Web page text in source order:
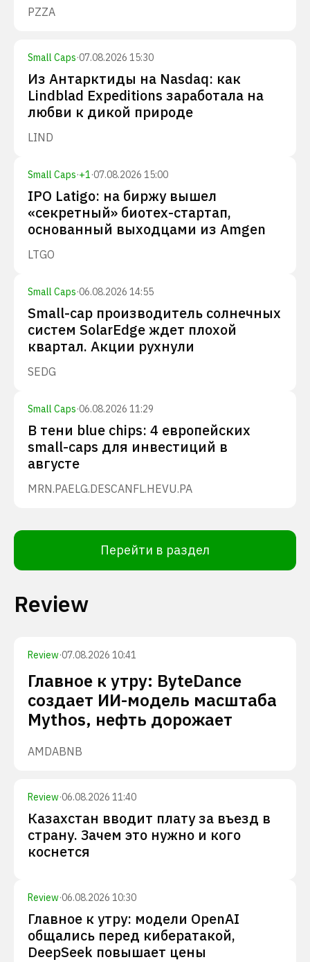
PZZA
Small Caps·07.08.2026 15:30
Из Антарктиды на Nasdaq: как
Lindblad Expeditions заработала на
любви к дикой природе
LIND
Small Caps·+1·07.08.2026 15:00
IPO Latigo: на биржу вышел
«секретный» биотех-стартап,
основанный выходцами из Amgen
LTGO
Small Caps·06.08.2026 14:55
Small-cap производитель солнечных
систем SolarEdge ждет плохой
квартал. Акции рухнули
SEDG
Small Caps·06.08.2026 11:29
В тени blue chips: 4 европейских
small-caps для инвестиций в
августе
MRN.PAELG.DESCANFL.HEVU.PA
Перейти в раздел
Review
Review·07.08.2026 10:41
Главное к утру: ByteDance
создает ИИ-модель масштаба
Mythos, нефть дорожает
AMDABNB
Review·06.08.2026 11:40
Казахстан вводит плату за въезд в
страну. Зачем это нужно и кого
коснется
Review·06.08.2026 10:30
Главное к утру: модели OpenAI
общались перед кибератакой,
DeepSeek повышает цены